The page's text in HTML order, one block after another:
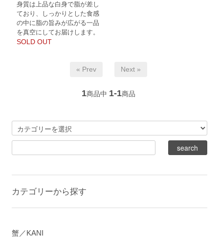
身質は上品な白身で脂が差し
ており、しっかりとした食感
の中に脂の旨みが広がる一品
を真空にしてお届けします。
SOLD OUT
« Prev Next »
1商品中 1-1商品
カテゴリーから探す
蟹／KANI